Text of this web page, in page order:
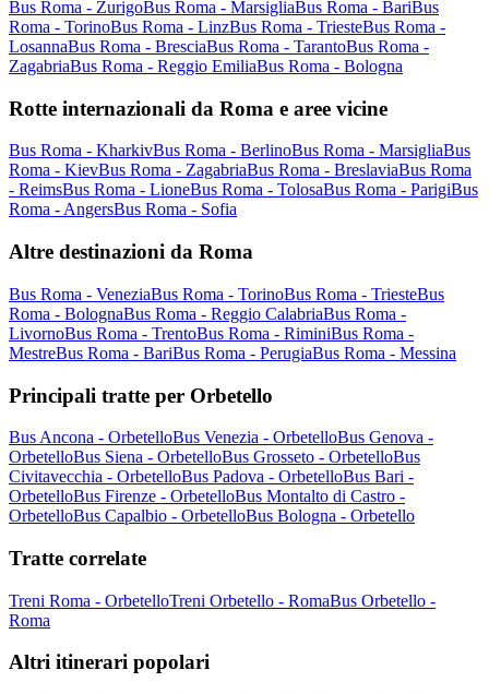
Bus Roma - ZurigoBus Roma - MarsigliaBus Roma - BariBus
Roma - TorinoBus Roma - LinzBus Roma - TriesteBus Roma -
LosannaBus Roma - BresciaBus Roma - TarantoBus Roma -
ZagabriaBus Roma - Reggio EmiliaBus Roma - Bologna
Rotte internazionali da Roma e aree vicine
Bus Roma - KharkivBus Roma - BerlinoBus Roma - MarsigliaBus
Roma - KievBus Roma - ZagabriaBus Roma - BreslaviaBus Roma
- ReimsBus Roma - LioneBus Roma - TolosaBus Roma - ParigiBus
Roma - AngersBus Roma - Sofia
Altre destinazioni da Roma
Bus Roma - VeneziaBus Roma - TorinoBus Roma - TriesteBus
Roma - BolognaBus Roma - Reggio CalabriaBus Roma -
LivornoBus Roma - TrentoBus Roma - RiminiBus Roma -
MestreBus Roma - BariBus Roma - PerugiaBus Roma - Messina
Principali tratte per Orbetello
Bus Ancona - OrbetelloBus Venezia - OrbetelloBus Genova -
OrbetelloBus Siena - OrbetelloBus Grosseto - OrbetelloBus
Civitavecchia - OrbetelloBus Padova - OrbetelloBus Bari -
OrbetelloBus Firenze - OrbetelloBus Montalto di Castro -
OrbetelloBus Capalbio - OrbetelloBus Bologna - Orbetello
Tratte correlate
Treni Roma - OrbetelloTreni Orbetello - RomaBus Orbetello -
Roma
Altri itinerari popolari